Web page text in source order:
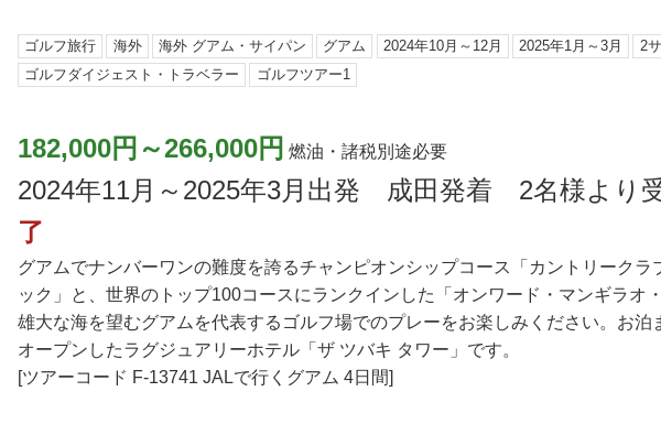
ゴルフ旅行 海外 海外 グアム・サイパン グアム 2024年10月～12月 2025年1月～3月
2
ゴルフダイジェスト・トラベラー
ゴルフツアー1
182,000円～266,000円 燃油・諸税別途必要
2024年11月～2025年3月出発 成田発着 2名様より
了
グアムでナンバーワンの難度を誇るチャンピオンシップコース「カントリークラ
ック」と、世界のトップ100コースにランクインした「オンワード・マンギラオ
雄大な海を望むグアムを代表するゴルフ場でのプレーをお楽しみください。お泊
オープンしたラグジュアリーホテル「ザ ツバキ タワー」です。
[ツアーコード F-13741 JALで行くグアム 4日間]